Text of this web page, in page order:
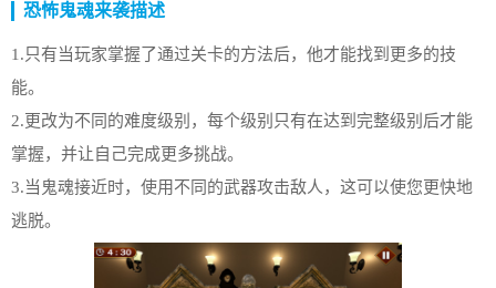
恐怖鬼魂来袭描述
1.只有当玩家掌握了通过关卡的方法后，他才能找到更多的技
能。
2.更改为不同的难度级别，每个级别只有在达到完整级别后才能
掌握，并让自己完成更多挑战。
3.当鬼魂接近时，使用不同的武器攻击敌人，这可以使您更快地
逃脱。